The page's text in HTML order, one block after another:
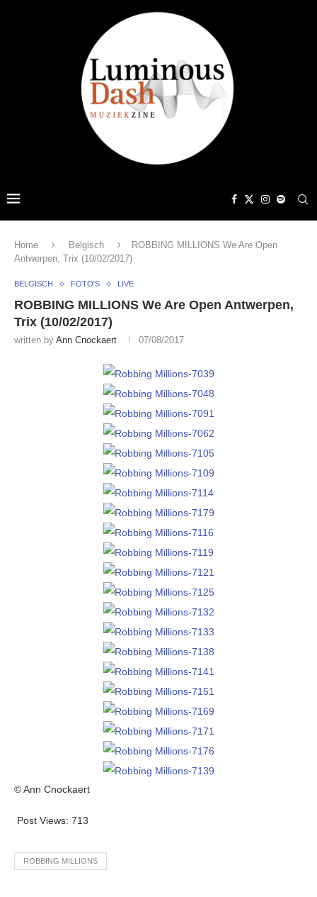
Home Belgisch
ROBBING MILLIONS We Are Open
Antwerpen, Trix (10/02/2017)
BELGISCH FOTO'S LIVE
ROBBING MILLIONS We Are Open Antwerpen,
Trix (10/02/2017)
written by Ann Cnockaert 07/08/2017
© Ann Cnockaert
Post Views: 713
ROBBING MILLIONS